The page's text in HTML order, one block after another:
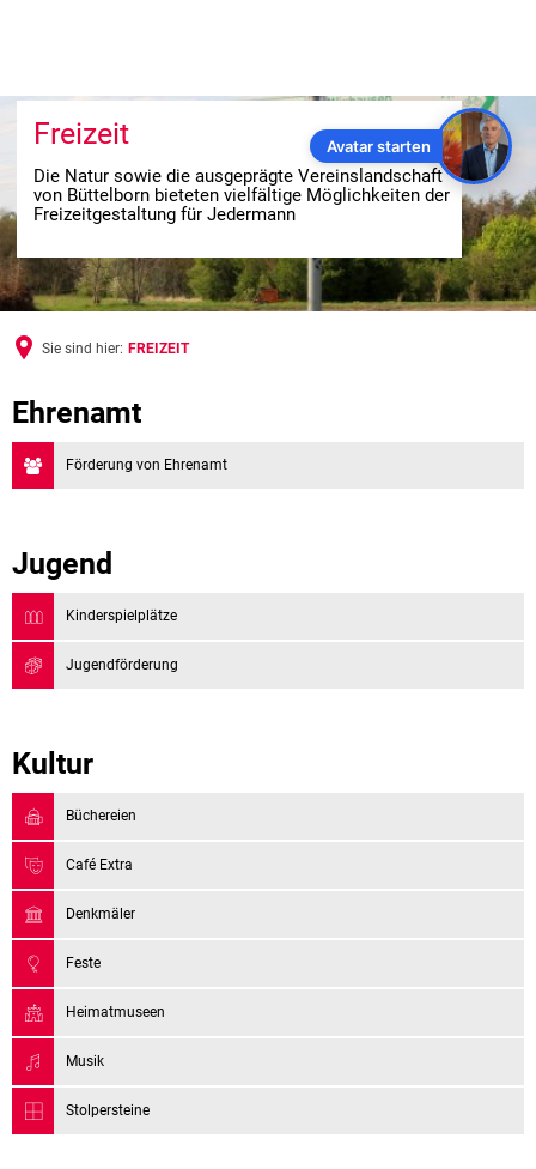
Freizeit
Die Natur sowie die ausgeprägte Vereinslandschaft
von Büttelborn bieteten vielfältige Möglichkeiten der
Freizeitgestaltung für Jedermann
Sie sind hier: FREIZEIT
FREIZEIT
Ehrenamt
Förderung von Ehrenamt
Jugend
Kinderspielplätze
Jugendförderung
Kultur
Büchereien
Café Extra
Denkmäler
Feste
Heimatmuseen
Musik
Stolpersteine
Avatar starten